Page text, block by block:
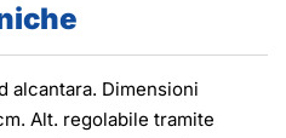
alcantara. Dimensioni
Alt. regolabile tramite